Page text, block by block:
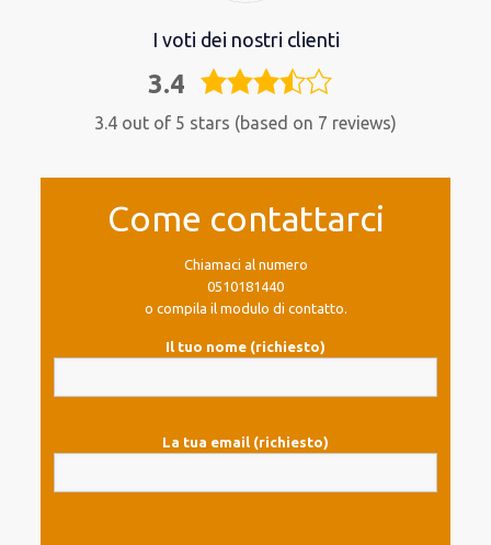
I voti dei nostri clienti
3.4
3,4
3.4 out of 5 stars (based on 7 reviews)
Come contattarci
Chiamaci al numero
0510181440
o compila il modulo di contatto.
Il tuo nome (richiesto)
La tua email (richiesto)